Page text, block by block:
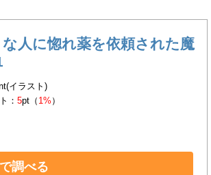
人に惚れ薬を依頼された魔
イラスト)
：5pt（ 1% ）
調べる